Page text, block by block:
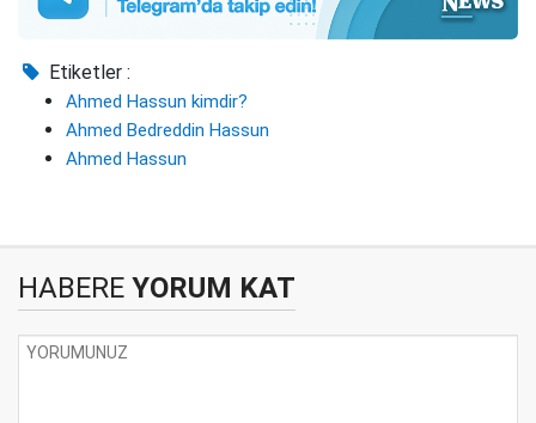
Etiketler :
Ahmed Hassun kimdir?
Ahmed Bedreddin Hassun
Ahmed Hassun
HABERE YORUM KAT